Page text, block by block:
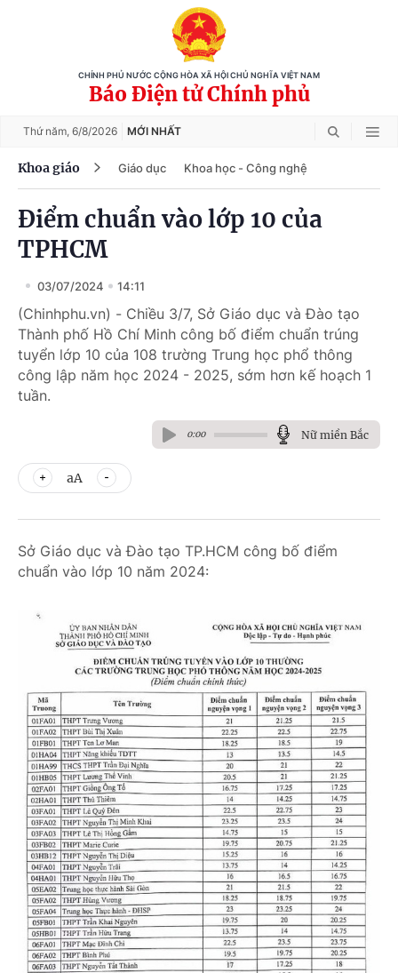
CHÍNH PHỦ NƯỚC CỘNG HÒA XÃ HỘI CHỦ NGHĨA VIỆT NAM
Báo Điện tử Chính phủ
Thứ năm, 6/8/2026 MỚI NHẤT
Khoa giáo Giáo dục Khoa học - Công nghệ
Điểm chuẩn vào lớp 10 của
TPHCM
03/07/2024 14:11
(Chinhphu.vn) - Chiều 3/7, Sở Giáo dục và Đào tạo
Thành phố Hồ Chí Minh công bố điểm chuẩn trúng
tuyển lớp 10 của 108 trường Trung học phổ thông
công lập năm học 2024 - 2025, sớm hơn kế hoạch 1
tuần.
0:00 Nữ miền Bắc
aA
Sở Giáo dục và Đào tạo TP.HCM công bố điểm
chuẩn vào lớp 10 năm 2024: